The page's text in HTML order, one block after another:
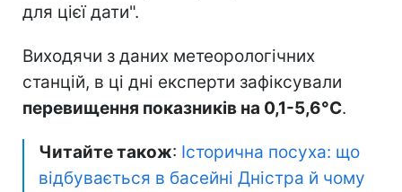
для цієї дати".
Виходячи з даних метеорологічних
станцій, в ці дні експерти зафіксували
перевищення показників на 0,1-5,6°C.
Читайте також: Історична посуха: що
відбувається в басейні Дністра й чому